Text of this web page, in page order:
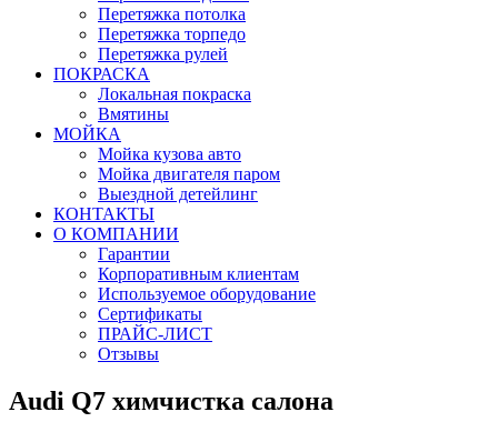
Перетяжка потолка
Перетяжка торпедо
Перетяжка рулей
ПОКРАСКА
Локальная покраска
Вмятины
МОЙКА
Мойка кузова авто
Мойка двигателя паром
Выездной детейлинг
КОНТАКТЫ
О КОМПАНИИ
Гарантии
Корпоративным клиентам
Используемое оборудование
Сертификаты
ПРАЙС-ЛИСТ
Отзывы
Audi Q7 химчистка салона